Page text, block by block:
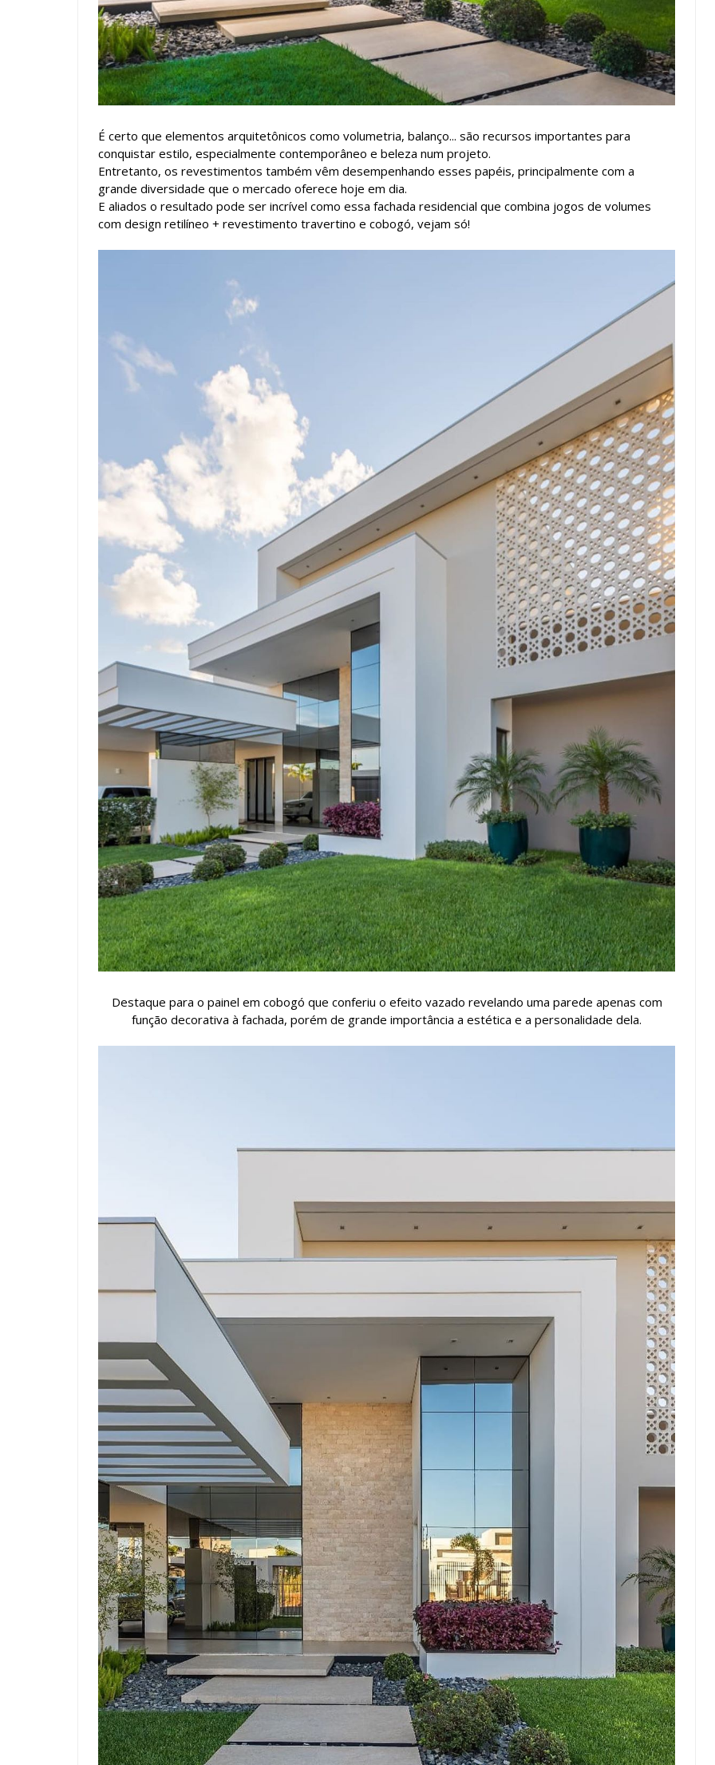
É certo que elementos arquitetônicos como volumetria, balanço... são recursos importantes para
conquistar estilo, especialmente contemporâneo e beleza num projeto.
Entretanto, os revestimentos também vêm desempenhando esses papéis, principalmente com a
grande diversidade que o mercado oferece hoje em dia.
E aliados o resultado pode ser incrível como essa fachada residencial que combina jogos de volumes
com design retilíneo + revestimento travertino e cobogó, vejam só!
Destaque para o painel em cobogó que conferiu o efeito vazado revelando uma parede apenas com
função decorativa à fachada, porém de grande importância a estética e a personalidade dela.